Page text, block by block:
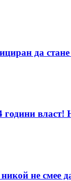
да
власт!
не смее